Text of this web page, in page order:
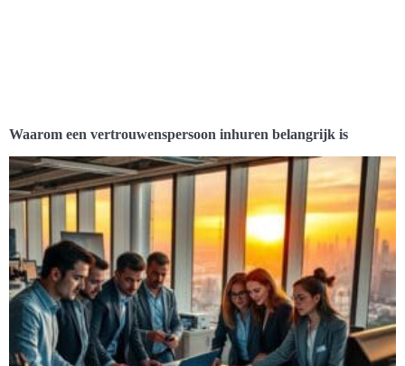
Waarom een vertrouwenspersoon inhuren belangrijk is